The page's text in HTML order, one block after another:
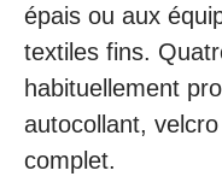
épais ou aux
textiles fins.
habituellement
autocollant,
complet.